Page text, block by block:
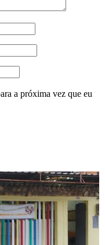
a próxima vez que eu